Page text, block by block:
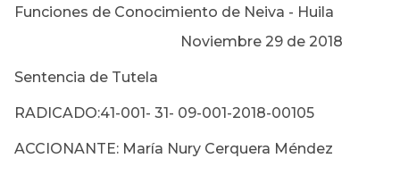
Funciones de Conocimiento de Neiva - Huila
Noviembre 29 de 2018
Sentencia de Tutela
RADICADO:41-001- 31- 09-001-2018-00105
ACCIONANTE: María Nury Cerquera Méndez